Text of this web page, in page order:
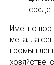
среде.
Именно
металла
хозяйстве,